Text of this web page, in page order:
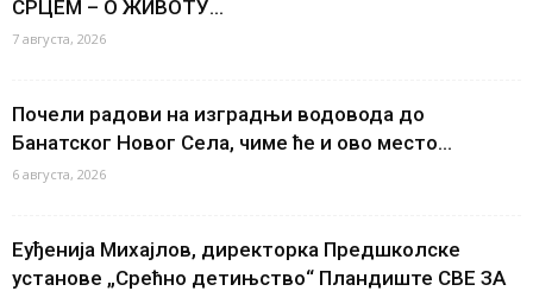
СРЦЕМ – О ЖИВОТУ...
7 августа, 2026
Почели радови на изградњи водовода до
Банатског Новог Села, чиме ће и ово место...
6 августа, 2026
Еуђенија Михајлов, директорка Предшколске
установе „Срећно детињство“ Пландиште СВЕ ЗА